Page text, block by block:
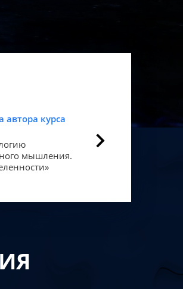
курса
мышления.
Статья в Forbes
Как мозг
«счастье».